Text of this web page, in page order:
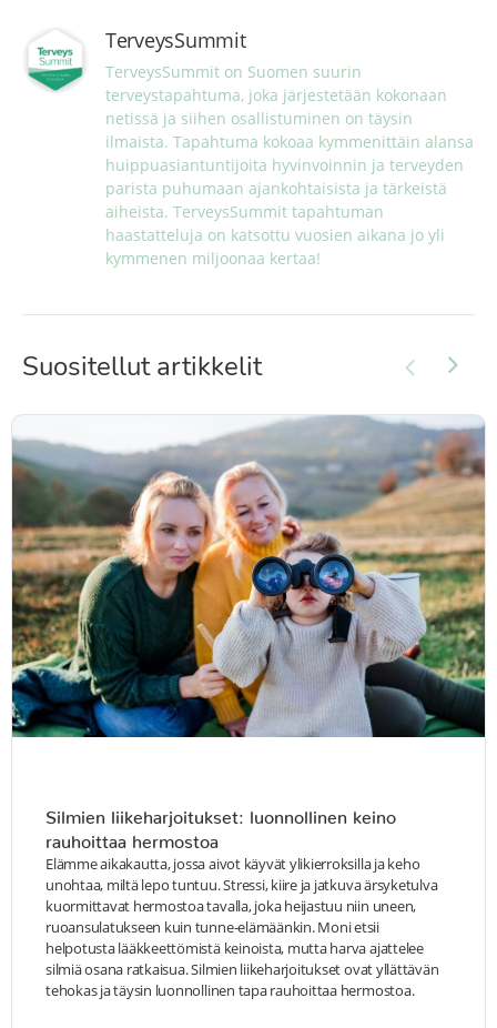
TerveysSummit
TerveysSummit on Suomen suurin
terveystapahtuma, joka järjestetään kokonaan
netissä ja siihen osallistuminen on täysin
ilmaista. Tapahtuma kokoaa kymmenittäin alansa
huippuasiantuntijoita hyvinvoinnin ja terveyden
parista puhumaan ajankohtaisista ja tärkeistä
aiheista. TerveysSummit tapahtuman
haastatteluja on katsottu vuosien aikana jo yli
kymmenen miljoonaa kertaa!
Suositellut artikkelit
Silmien liikeharjoitukset: luonnollinen keino
rauhoittaa hermostoa
Elämme aikakautta, jossa aivot käyvät ylikierroksilla ja keho
unohtaa, miltä lepo tuntuu. Stressi, kiire ja jatkuva ärsyketulva
kuormittavat hermostoa tavalla, joka heijastuu niin uneen,
ruoansulatukseen kuin tunne-elämäänkin. Moni etsii
helpotusta lääkkeettömistä keinoista, mutta harva ajattelee
silmiä osana ratkaisua. Silmien liikeharjoitukset ovat yllättävän
tehokas ja täysin luonnollinen tapa rauhoittaa hermostoa.